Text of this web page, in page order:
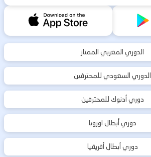
الدوري المغربي الممتاز
الدوري السعودي للمحترفين
دوري أدنوك للمحترفين
دوري أبطال اوروبا
دوري أبطال أفريقيا